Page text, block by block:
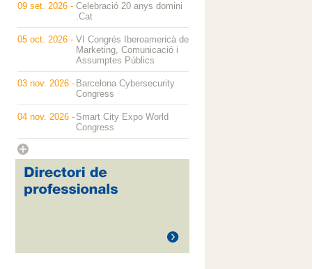
09 set. 2026 - Celebració 20 anys domini
.Cat
05 oct. 2026 - VI Congrés Iberoamericà de
Marketing, Comunicació i
Assumptes Públics
03 nov. 2026 - Barcelona Cybersecurity
Congress
04 nov. 2026 - Smart City Expo World
Congress